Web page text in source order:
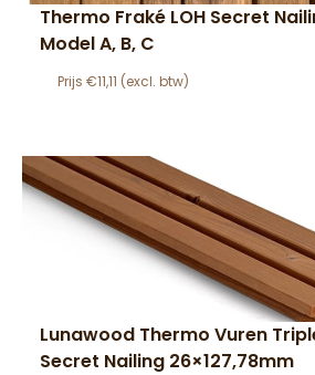
Thermo Fraké LOH Secret
Model A, B, C
€11,11
Lunawood Thermo Vuren
Secret Nailing 26×127,78mm